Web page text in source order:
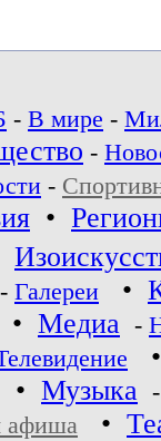
- В мире -
-
-
•
- Галереи •
• Медиа -
• Музыка
афиша •